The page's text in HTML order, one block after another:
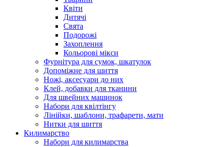
Квіти
Дитячі
Свята
Подорожі
Захоплення
Кольорові мікси
Фурнітура для сумок, шкатулок
Допоміжне для шиття
Ножі, аксесуари до них
Клей, добавки для тканини
Для швейних машинок
Набори для квілтінгу
Лінійки, шаблони, трафарети, мати
Нитки для шиття
Килимарство
Набори для килимарства